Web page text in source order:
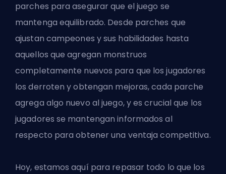
parches para asegurar que el juego se
mantenga equilibrado. Desde parches que
ajustan campeones y sus habilidades hasta
aquellos que agregan monstruos
completamente nuevos para que los jugadores
los derroten y obtengan mejoras, cada parche
agrega algo nuevo al juego, y es crucial que los
jugadores se mantengan informados al
respecto para obtener una ventaja competitiva.
Hoy, estamos aquí para repasar todo lo que los